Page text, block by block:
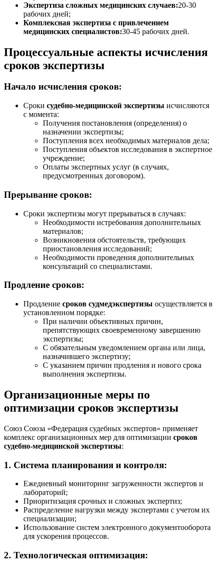
Экспертиза сложных медицинских случаев:20-30
рабочих дней;
Комплексная экспертиза с привлечением
медицинских специалистов:30-45 рабочих дней.
Процессуальные аспекты исчисления
сроков экспертизы
Начало исчисления сроков:
Сроки судебно-медицинской экспертизы исчисляются
с момента:
Получения постановления (определения) о
назначении экспертизы;
Поступления всех необходимых материалов дела;
Поступления объектов исследования в экспертное
учреждение;
Оплаты экспертных услуг (в случаях,
предусмотренных договором).
Прерывание сроков:
Сроки экспертизы могут прерываться в случаях:
Необходимости истребования дополнительных
материалов;
Возникновения обстоятельств, требующих
приостановления исследований;
Необходимости проведения дополнительных
консультаций со специалистами.
Продление сроков:
Продление сроков судмедэкспертизы осуществляется в
установленном порядке:
При наличии объективных причин,
препятствующих своевременному завершению
экспертизы;
С обязательным уведомлением органа или лица,
назначившего экспертизу;
С указанием причин продления и нового срока
выполнения экспертизы.
Организационные меры по
оптимизации сроков экспертизы
Союз Союза «Федерация судебных экспертов» применяет
комплекс организационных мер для оптимизации сроков
судебно-медицинской экспертизы:
1. Система планирования и контроля:
Ежедневный мониторинг загруженности экспертов и
лабораторий;
Приоритизация срочных и сложных экспертиз;
Распределение нагрузки между экспертами с учетом их
специализации;
Использование систем электронного документооборота
для ускорения процессов.
2. Технологическая оптимизация: